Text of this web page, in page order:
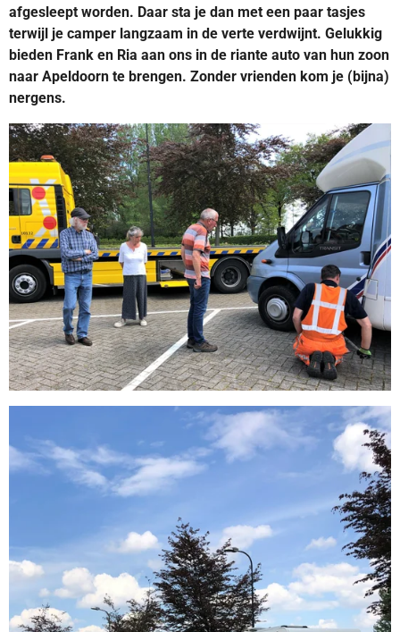
afgesleept worden. Daar sta je dan met een paar tasjes
terwijl je camper langzaam in de verte verdwijnt. Gelukkig
bieden Frank en Ria aan ons in de riante auto van hun zoon
naar Apeldoorn te brengen. Zonder vrienden kom je (bijna)
nergens.